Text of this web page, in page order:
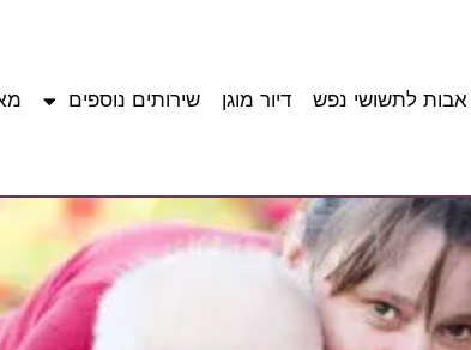
אבות לתשושי נפש דיור מוגן שירותים נוספים